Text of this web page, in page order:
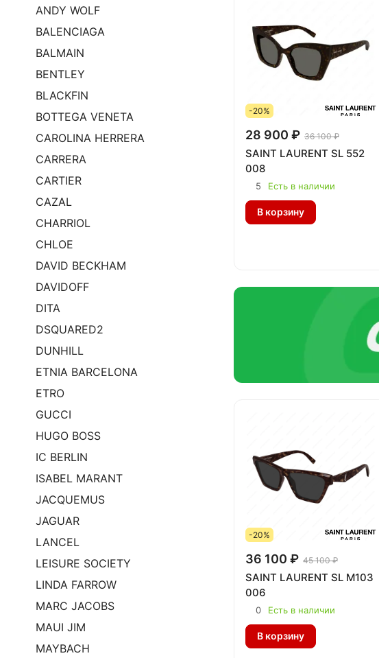
-20%
28 900 ₽ 36 100 ₽
SAINT LAURENT SL 552
008
5 Есть в наличии
В корзину
-20%
36 100 ₽ 45 100 ₽
SAINT LAURENT SL M103
006
0 Есть в наличии
В корзину
ANDY WOLF
BALENCIAGA
BALMAIN
BENTLEY
BLACKFIN
BOTTEGA VENETA
CAROLINA HERRERA
CARRERA
CARTIER
CAZAL
CHARRIOL
CHLOE
DAVID BECKHAM
DAVIDOFF
DITA
DSQUARED2
DUNHILL
ETNIA BARCELONA
ETRO
GUCCI
HUGO BOSS
IC BERLIN
ISABEL MARANT
JACQUEMUS
JAGUAR
LANCEL
LEISURE SOCIETY
LINDA FARROW
MARC JACOBS
MAUI JIM
MAYBACH